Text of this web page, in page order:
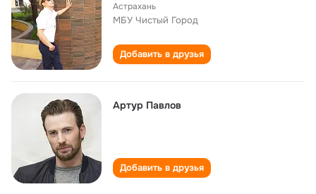
Астрахань
МБУ Чистый Город
Добавить в друзья
Артур Павлов
Добавить в друзья